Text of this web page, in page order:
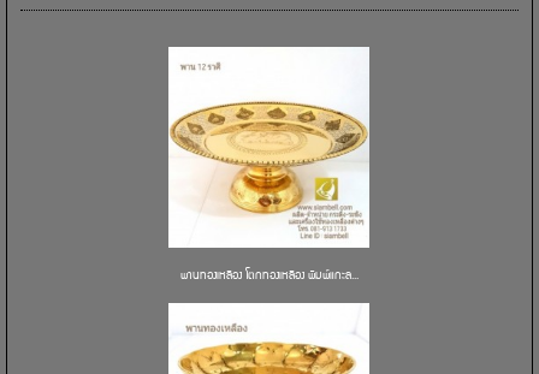
พานทองเหลือง โตกทองเหลือง พิมพ์แกะล...